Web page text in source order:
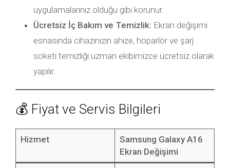
uygulamalarınız olduğu gibi korunur.
Ücretsiz İç Bakım ve Temizlik: Ekran değişimi
esnasında cihazınızın ahize, hoparlör ve şarj
soketi temizliği uzman ekibimizce ücretsiz olarak
yapılır.
💰 Fiyat ve Servis Bilgileri
Hizmet
Samsung Galaxy A16
Ekran Değişimi